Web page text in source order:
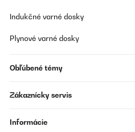
Indukčné varné dosky
Plynové varné dosky
Obľúbené témy
Zákaznícky servis
Informácie